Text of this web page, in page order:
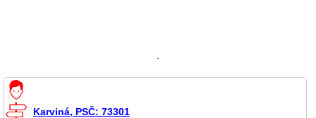
`
Karviná, PSČ: 73301